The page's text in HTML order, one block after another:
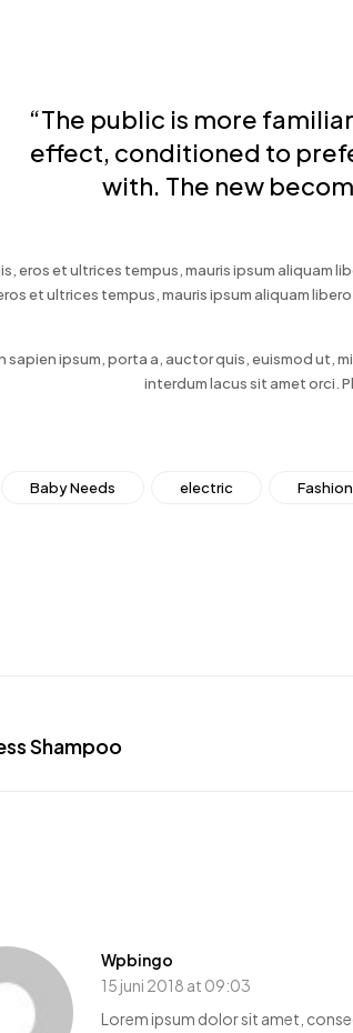
“The public is more
effect, conditioned to
with. The new
eros et ultrices tempus, mauris ipsum aliquam
et ultrices tempus, mauris ipsum aliquam
sapien ipsum, porta a, auctor quis, euismod ut,
interdum lacus sit amet orci.
Baby Needs electric Fashion
Shampoo
Wpbingo
15 juni 2018 at 09:03
Lorem ipsum dolor sit amet,